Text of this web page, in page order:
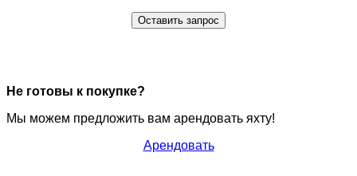
Оставить запрос
Не готовы к покупке?
Мы можем предложить вам арендовать яхту!
Арендовать